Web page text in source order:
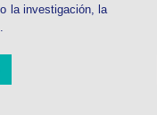
la investigación, la